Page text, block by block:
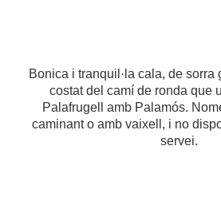
Bonica i tranquil·la cala, de sorra
costat del camí de ronda que
Palafrugell amb Palamós.
caminant o amb vaixell, i no
servei.